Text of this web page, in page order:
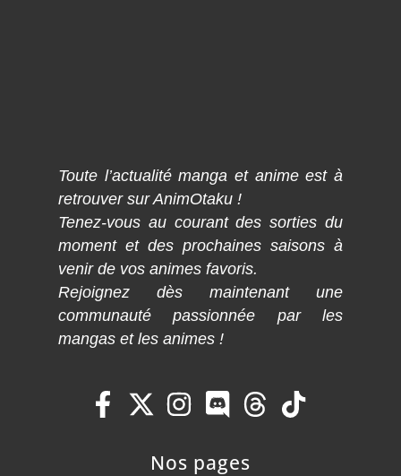
Toute l’actualité manga et anime est à
retrouver sur AnimOtaku !
Tenez-vous au courant des sorties du
moment et des prochaines saisons à
venir de vos animes favoris.
Rejoignez dès maintenant une
communauté passionnée par les
mangas et les animes !
Nos pages